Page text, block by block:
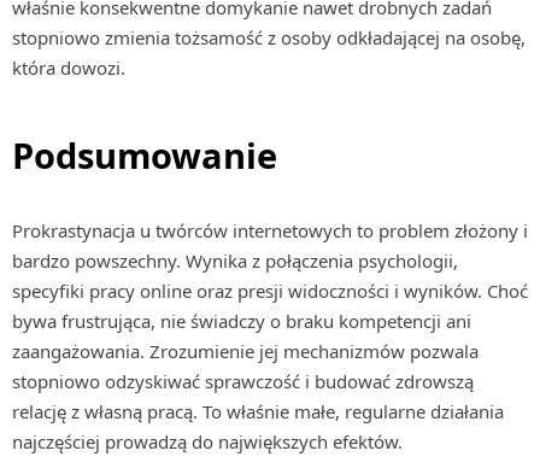
właśnie konsekwentne domykanie nawet drobnych zadań
stopniowo zmienia tożsamość z osoby odkładającej na osobę,
która dowozi.
Podsumowanie
Prokrastynacja u twórców internetowych to problem złożony i
bardzo powszechny. Wynika z połączenia psychologii,
specyfiki pracy online oraz presji widoczności i wyników. Choć
bywa frustrująca, nie świadczy o braku kompetencji ani
zaangażowania. Zrozumienie jej mechanizmów pozwala
stopniowo odzyskiwać sprawczość i budować zdrowszą
relację z własną pracą. To właśnie małe, regularne działania
najczęściej prowadzą do największych efektów.